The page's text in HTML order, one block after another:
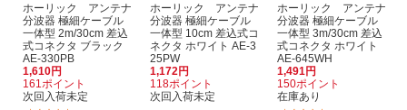
ホーリック アンテナ
分波器 極細ケーブル
一体型 2m/30cm 差込
式コネクタ ブラック
AE-330PB
1,610円
161ポイント
次回入荷未定
ホーリック アンテナ
分波器 極細ケーブル
一体型 10cm 差込式コ
ネクタ ホワイト AE-3
25PW
1,172円
118ポイント
次回入荷未定
ホーリック アンテナ
分波器 極細ケーブル
一体型 3m/30cm 差込
式コネクタ ホワイト
AE-645WH
1,491円
150ポイント
在庫あり